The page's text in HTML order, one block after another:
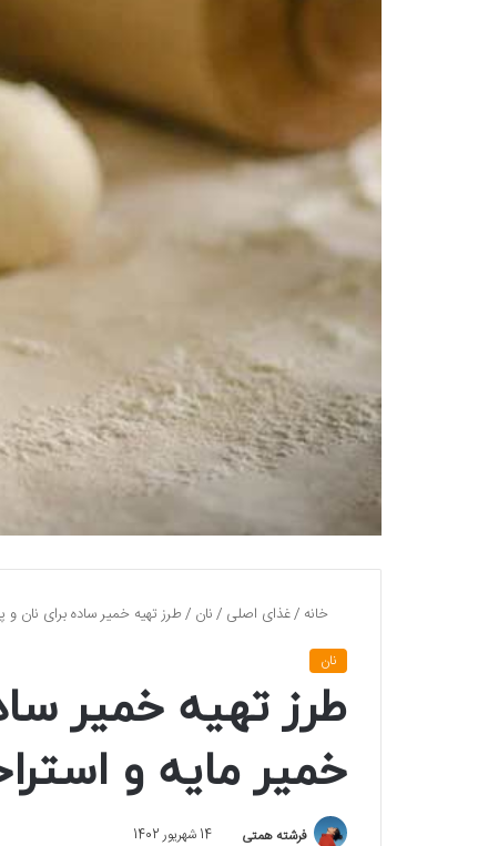
خانه /غذای اصلی /نان /طرز تهیه خمیر ساده برای نان
نان
طرز تهیه خمیر
خمیر مایه و
فرشته همتی 14 شهریور 1402